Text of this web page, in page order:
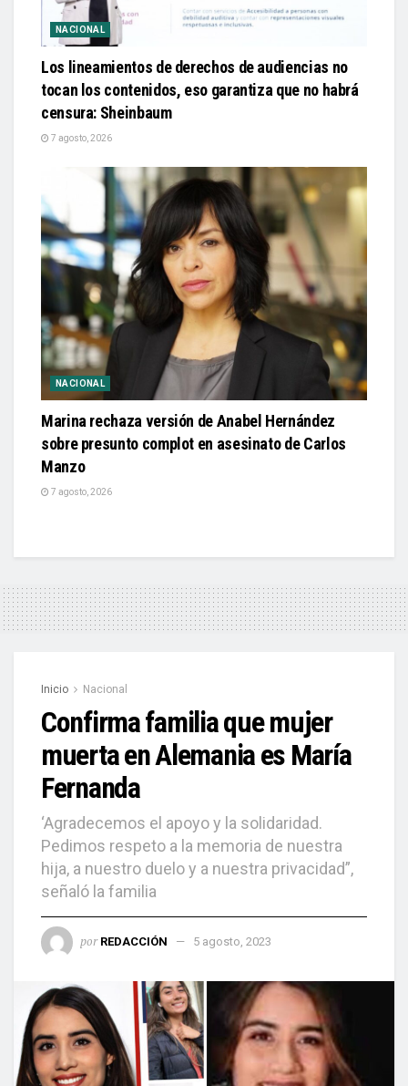
NACIONAL
Los lineamientos de derechos de audiencias no
tocan los contenidos, eso garantiza que no habrá
censura: Sheinbaum
7 agosto, 2026
NACIONAL
Marina rechaza versión de Anabel Hernández
sobre presunto complot en asesinato de Carlos
Manzo
7 agosto, 2026
Inicio Nacional
Confirma familia que mujer
muerta en Alemania es María
Fernanda
‘Agradecemos el apoyo y la solidaridad.
Pedimos respeto a la memoria de nuestra
hija, a nuestro duelo y a nuestra privacidad”,
señaló la familia
por REDACCIÓN 5 agosto, 2023